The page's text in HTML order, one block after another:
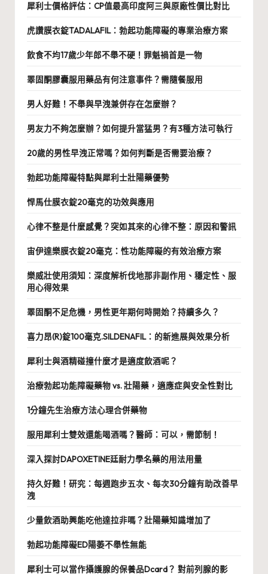
犀利士價格評估：CP值最高印度阿三與原廠性價比對比
虎讚膜衣錠TADALAFIL：勃起功能障礙的專業治療方案
飲食不均17歲少年郎不舉不硬！罪魁禍首是一物
睪固酮膠囊服用藥品有何注意事件？需隨餐服用
男人好難！不舉與早洩兼併存在怎麼辦？
男友力不夠怎麼辦？如何提升當猛男？有3種方法可執行
20歲的男性早洩正常嗎？如何判斷是否需要治療？
勃起功能障礙特點與犀利士壯陽藥優勢
悍馬仕膜衣錠20毫克的功效與應用
心律不整是什麼感覺？突如其來的心律不整：原因和警訊
宙伊達樂膜衣錠20毫克：性功能障礙的有效治療方案
樂威壯使用須知：深度解析伐地那非副作用、穩定性、服
用心得效果
睪固酮不足危機，男性更年期何時開始？持續多久？
喜力昂(R)錠100毫克.SILDENAFIL：的新進展與效果分析
犀利士與酒精碰撞什麼才是適度飲酒呢？
治療勃起功能障礙藥物 vs. 壯陽藥，適應症與安全性對比
1分鐘先生治療方法心理合併藥物
服用犀利士雙效還能喝酒嗎？醫師：可以，需節制！
深入探討DAPOXETINE廷耐力學名藥的用法用量
持久好難！研究：每週跑步五次、每次30分鐘有助改善早
洩
少量飲酒助興能吃他達拉非嗎？壯陽藥知識增加了
勃起功能障礙ED陽萎不舉性無能
犀利士可以當作攝護腺的保養品Dcard？ 對前列腺的影